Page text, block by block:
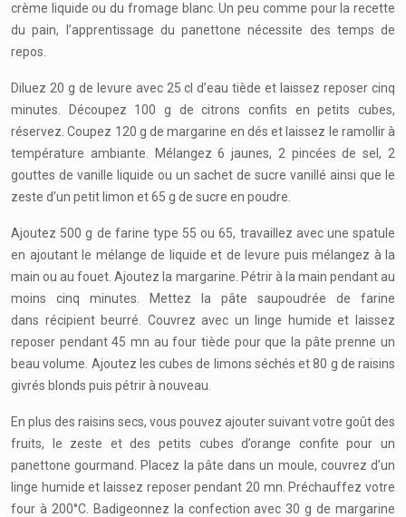
crème liquide ou du fromage blanc. Un peu comme pour la recette
du pain, l’apprentissage du panettone nécessite des temps de
repos.
Diluez 20 g de levure avec 25 cl d’eau tiède et laissez reposer cinq
minutes. Découpez 100 g de citrons confits en petits cubes,
réservez. Coupez 120 g de margarine en dés et laissez le ramollir à
température ambiante. Mélangez 6 jaunes, 2 pincées de sel, 2
gouttes de vanille liquide ou un sachet de sucre vanillé ainsi que le
zeste d’un petit limon et 65 g de sucre en poudre.
Ajoutez 500 g de farine type 55 ou 65, travaillez avec une spatule
en ajoutant le mélange de liquide et de levure puis mélangez à la
main ou au fouet. Ajoutez la margarine. Pétrir à la main pendant au
moins cinq minutes. Mettez la pâte saupoudrée de farine
dans récipient beurré. Couvrez avec un linge humide et laissez
reposer pendant 45 mn au four tiède pour que la pâte prenne un
beau volume. Ajoutez les cubes de limons séchés et 80 g de raisins
givrés blonds puis pétrir à nouveau.
En plus des raisins secs, vous pouvez ajouter suivant votre goût des
fruits, le zeste et des petits cubes d’orange confite pour un
panettone gourmand. Placez la pâte dans un moule, couvrez d’un
linge humide et laissez reposer pendant 20 mn. Préchauffez votre
four à 200°C. Badigeonnez la confection avec 30 g de margarine